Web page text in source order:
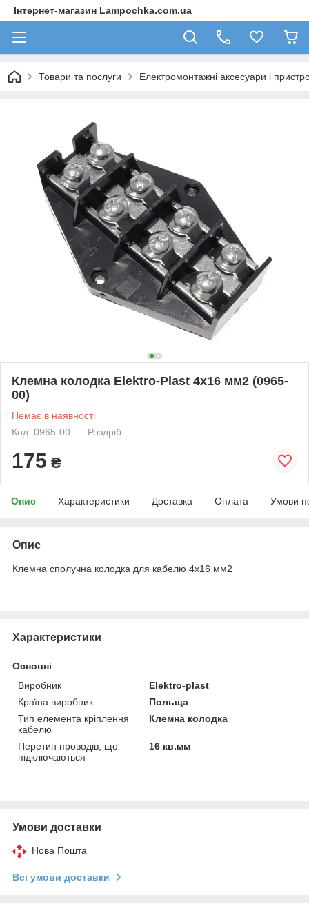
Інтернет-магазин Lampochka.com.ua
Товари та послуги Електромонтажні аксесуари і
Клемна колодка Elektro-Plast 4х16 мм2 (0965-
00)
Немає в наявності
Код: 0965-00
Роздріб
175 ₴
Опис Характеристики Доставка Оплата Умови
Опис
Клемна сполучна колодка для кабелю 4х16 мм2
Характеристики
Основні
Виробник
Elektro-plast
Країна виробник
Польща
Тип елемента кріплення
кабелю
Клемна колодка
Перетин проводів, що
підключаються
16 кв.мм
Умови доставки
Нова Пошта
Всі умови доставки